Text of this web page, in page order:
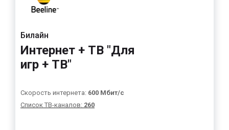
Билайн
Интернет + ТВ "Для
игр + ТВ"
Скорость интернета: 600 Мбит/с
Список ТВ-каналов: 260